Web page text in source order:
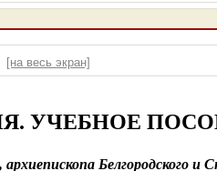
[на весь экран]